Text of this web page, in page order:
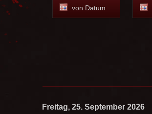
Freitag, 25. September 2026